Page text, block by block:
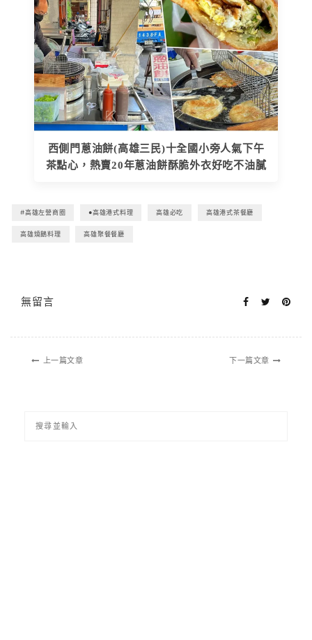
西側門蔥油餅(高雄三民)十全國小旁人氣下午
茶點心，熱賣20年蔥油餅酥脆外衣好吃不油膩
#高雄左營商圈 ●高雄港式料理 高雄必吃 高雄港式茶餐廳
高雄燒鵝料理 高雄聚餐餐廳
無留言
上一篇文章 下一篇文章